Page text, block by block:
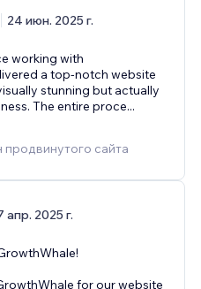
24 июн. 2025 г.
working with
a top-notch website
stunning but actually
The entire proce...
продвинутого сайта
апр. 2025 г.
for our website